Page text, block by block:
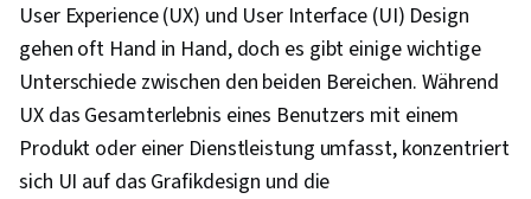
User Experience (UX) und User Interface (UI) Design
gehen oft Hand in Hand, doch es gibt einige wichtige
Unterschiede zwischen den beiden Bereichen. Während
UX das Gesamterlebnis eines Benutzers mit einem
Produkt oder einer Dienstleistung umfasst, konzentriert
sich UI auf das Grafikdesign und die